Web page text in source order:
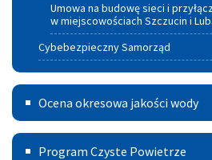
Umowa na budowę sieci i
w miejscowościach Szczucin i
Cybebezpieczny Samorząd
Ocena
okresowa
jakości
Ocena okresowa jakości wody
Program
Program Czyste Powietrze